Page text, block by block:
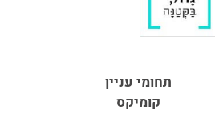
תחומי עניין
קומיקס